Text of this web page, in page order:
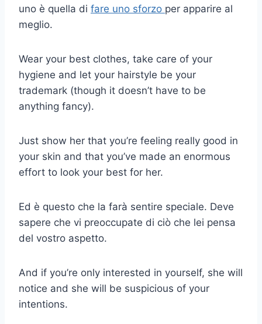
uno è quella di fare uno sforzo per apparire al
meglio.
Wear your best clothes, take care of your
hygiene and let your hairstyle be your
trademark (though it doesn’t have to be
anything fancy).
Just show her that you’re feeling really good in
your skin and that you’ve made an enormous
effort to look your best for her.
Ed è questo che la farà sentire speciale. Deve
sapere che vi preoccupate di ciò che lei pensa
del vostro aspetto.
And if you’re only interested in yourself, she will
notice and she will be suspicious of your
intentions.